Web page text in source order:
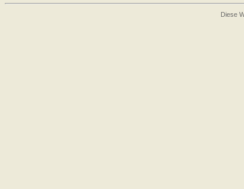
Diese